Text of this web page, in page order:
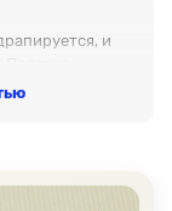
и
матовой и
хорошо